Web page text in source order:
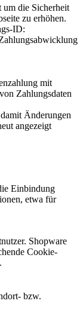
die Sicherheit
zu erhöhen.
ID:
mit
Zahlungsdaten
Änderungen
angezeigt
Einbindung
etwa für
Shopware
Cookie-
bzw.